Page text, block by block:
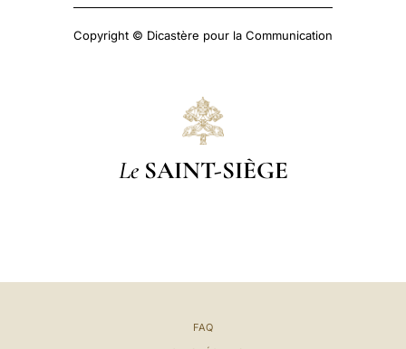
Copyright © Dicastère pour la Communication
Le SAINT-SIÈGE
FAQ